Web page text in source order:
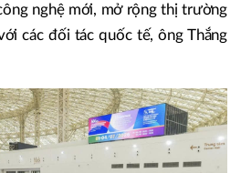
nghệ mới, mở rộng thị trường
các đối tác quốc tế, ông Thắng